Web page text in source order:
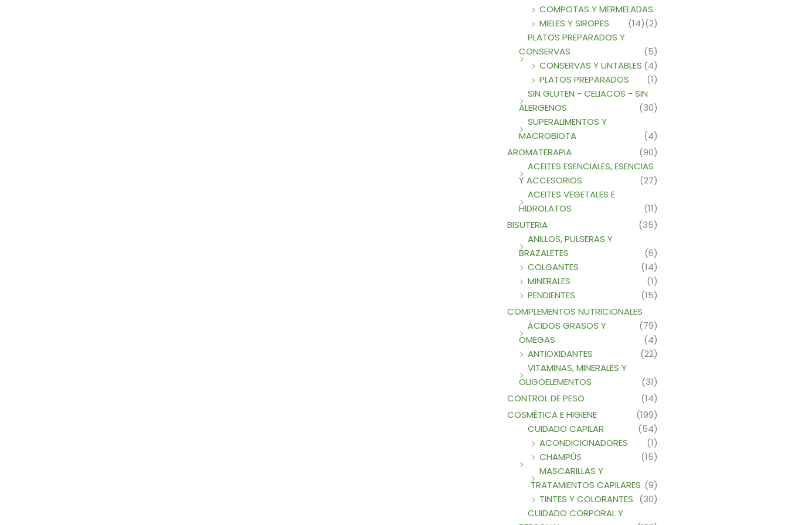
COMPOTAS Y MERMELADAS
(2)
MIELES Y SIROPES
(14)
PLATOS PREPARADOS Y
CONSERVAS
(5)
CONSERVAS Y UNTABLES (4)
PLATOS PREPARADOS
(1)
SIN GLUTEN - CELIACOS - SIN
ALERGENOS
(30)
SUPERALIMENTOS Y
MACROBIOTA
(4)
AROMATERAPIA
(90)
ACEITES ESENCIALES, ESENCIAS
Y ACCESORIOS
(27)
ACEITES VEGETALES E
HIDROLATOS
(11)
BISUTERIA
(35)
ANILLOS, PULSERAS Y
BRAZALETES
(6)
COLGANTES
(14)
MINERALES
(1)
PENDIENTES
(15)
COMPLEMENTOS NUTRICIONALES
(79)
ÁCIDOS GRASOS Y
OMEGAS
(4)
ANTIOXIDANTES
(22)
VITAMINAS, MINERALES Y
OLIGOELEMENTOS
(31)
CONTROL DE PESO
(14)
COSMÉTICA E HIGIENE
(199)
CUIDADO CAPILAR
(54)
ACONDICIONADORES
(1)
CHAMPÚS
(15)
MASCARILLAS Y
TRATAMIENTOS CAPILARES (9)
TINTES Y COLORANTES (30)
CUIDADO CORPORAL Y